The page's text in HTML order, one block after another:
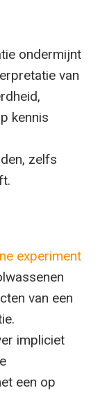
ondermijnt
van
kennis
zelfs
experiment
van een
impliciet
een op